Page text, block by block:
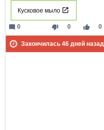
Кусковое мыло
thumb_down 0 thumb_up 0
mode_comment 0
Закончилась 46дней назад